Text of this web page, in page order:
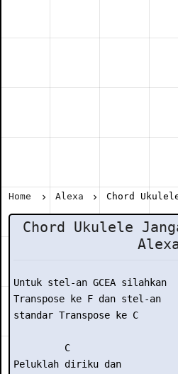
Home Alexa Chord Ukulele
Chord Ukulele
Untuk stel-an GCEA silahkan
Transpose ke F dan stel-an
standar Transpose ke C
         C
Peluklah diriku dan